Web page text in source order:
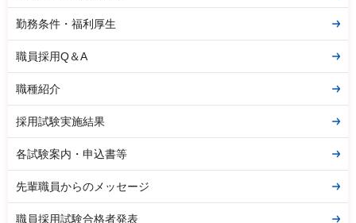
勤務条件・福利厚生
職員採用Q＆A
職種紹介
採用試験実施結果
各試験案内・申込書等
先輩職員からのメッセージ
職員採用試験合格者発表